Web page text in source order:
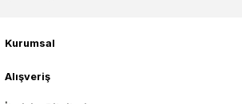
Kurumsal
Alışveriş